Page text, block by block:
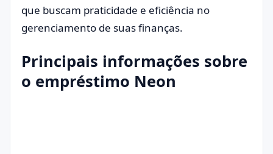
que buscam praticidade e eficiência no
gerenciamento de suas finanças.
Principais informações sobre
o empréstimo Neon